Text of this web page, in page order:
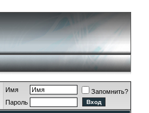
Имя
Запомнить?
Пароль